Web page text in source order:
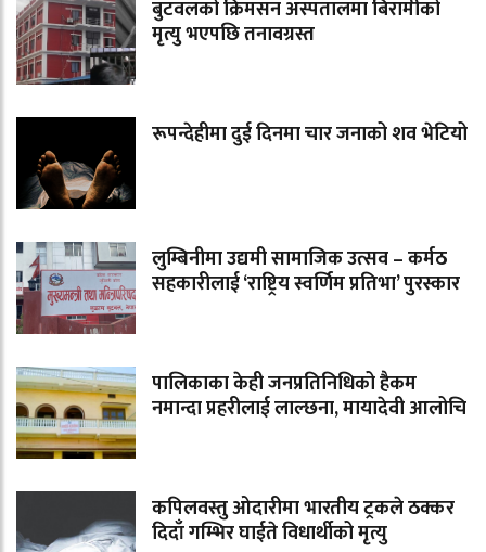
बुटवलको क्रिमसन अस्पतालमा बिरामीको
मृत्यु भएपछि तनावग्रस्त
रूपन्देहीमा दुई दिनमा चार जनाको शव भेटियो
लुम्बिनीमा उद्यमी सामाजिक उत्सव – कर्मठ
सहकारीलाई ‘राष्ट्रिय स्वर्णिम प्रतिभा’ पुरस्कार
पालिकाका केही जनप्रतिनिधिको हैकम
नमान्दा प्रहरीलाई लाल्छना, मायादेवी आलोचि
कपिलवस्तु ओदारीमा भारतीय ट्रकले ठक्कर
दिदाँ गम्भिर घाईते विधार्थीको मृत्यु